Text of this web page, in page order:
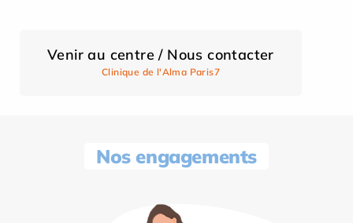
Venir au centre / Nous contacter
Clinique de l'Alma Paris7
Nos engagements